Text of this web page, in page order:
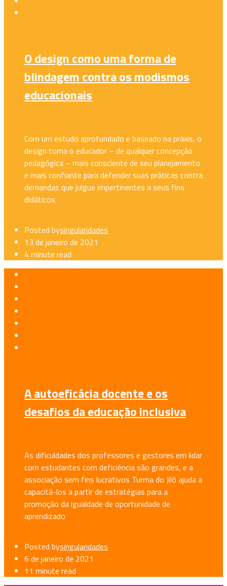
O design como uma forma de
blindagem contra os modismos
educacionais
Com um estudo aprofundado e baseado na práxis, o
design torna o educador – de qualquer concepção
pedagógica – mais consciente de seu planejamento
e mais confiante para defender suas práticas contra
demandas que julgue impertinentes a seus fins
didáticos
Posted bysingularidades
13 de janeiro de 2021
4 minute read
A autoeficácia docente e os
desafios da educação inclusiva
As dificuldades dos professores e gestores em lidar
com estudantes com deficiência são grandes, e a
associação sem fins lucrativos Turma do Jiló ajuda a
capacitá-los a partir de estratégias para a
promoção da igualdade de oportunidade de
aprendizado
Posted bysingularidades
6 de janeiro de 2021
11 minute read